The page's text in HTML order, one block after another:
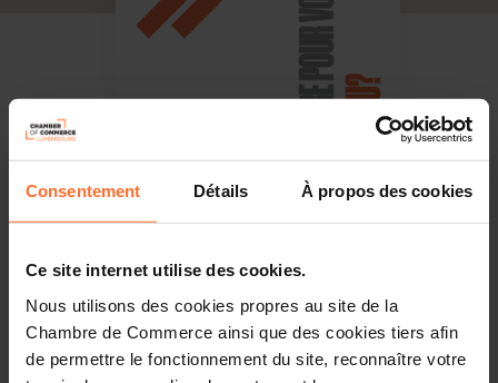
Consentement Détails À propos des cookies
Ce site internet utilise des cookies.
Nous utilisons des cookies propres au site de la
Chambre de Commerce ainsi que des cookies tiers afin
de permettre le fonctionnement du site, reconnaître votre